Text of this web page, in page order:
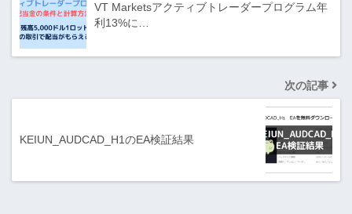
VT Marketsアクティブトレーダープログラム年
利13%に…
次の記事
KEIUN_AUDCAD_H1のEA検証結果